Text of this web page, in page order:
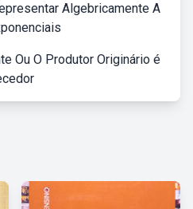
Algebricamente A
Ou O Produtor Originário é